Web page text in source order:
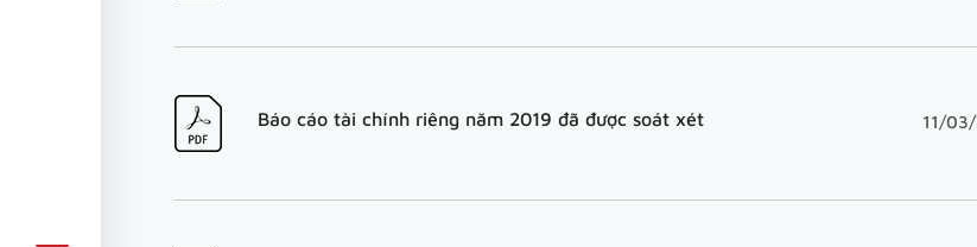
Báo cáo tài chính riêng năm 2019 đã được soát xét 11/